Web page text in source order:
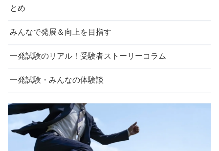
とめ
みんなで発展＆向上を目指す
一発試験のリアル！受験者ストーリーコラム
一発試験・みんなの体験談